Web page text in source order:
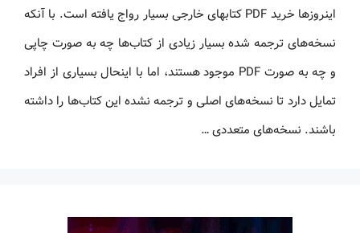
اینروزها خرید PDF کتاب‎های خارجی بسیار رواج یافته است. با آنکه
نسخه‌های ترجمه شده بسیار زیادی از کتاب‌ها چه به صورت چاپی
و چه به صورت PDF موجود هستند، اما با اینحال بسیاری از افراد
تمایل دارد تا نسخه‌های اصلی و ترجمه نشده این کتاب‌ها را داشته
باشند. نسخه‌های متعددی …